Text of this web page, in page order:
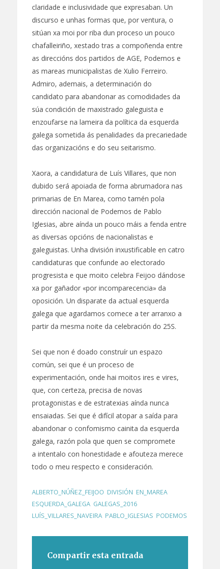
claridade e inclusividade que expresaban. Un
discurso e unhas formas que, por ventura, o
sitúan xa moi por riba dun proceso un pouco
chafalleiriño, xestado tras a compoñenda entre
as direccións dos partidos de AGE, Podemos e
as mareas municipalistas de Xulio Ferreiro.
Admiro, ademais, a determinación do
candidato para abandonar as comodidades da
súa condición de maxistrado galeguista e
enzoufarse na lameira da política da esquerda
galega sometida ás penalidades da precariedade
das organizacións e do seu seitarismo.
Xaora, a candidatura de Luís Villares, que non
dubido será apoiada de forma abrumadora nas
primarias de En Marea, como tamén pola
dirección nacional de Podemos de Pablo
Iglesias, abre aínda un pouco máis a fenda entre
as diversas opcións de nacionalistas e
galeguistas. Unha división inxustificable en catro
candidaturas que confunde ao electorado
progresista e que moito celebra Feijoo dándose
xa por gañador «por incomparecencia» da
oposición. Un disparate da actual esquerda
galega que agardamos comece a ter arranxo a
partir da mesma noite da celebración do 25S.
Sei que non é doado construír un espazo
común, sei que é un proceso de
experimentación, onde hai moitos ires e vires,
que, con certeza, precisa de novas
protagonistas e de estratexias aínda nunca
ensaiadas. Sei que é difícil atopar a saída para
abandonar o confomismo cainita da esquerda
galega, razón pola que quen se compromete
a intentalo con honestidade e afouteza merece
todo o meu respecto e consideración.
ALBERTO_NÚÑEZ_FEIJOO DIVISIÓN EN_MAREA,
ESQUERDA_GALEGA, GALEGAS_2016,
LUÍS_VILLARES_NAVEIRA, PABLO_IGLESIAS PODEMOS
Compartir esta entrada